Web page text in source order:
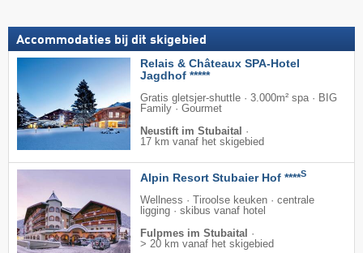
Accommodaties bij dit skigebied
Relais & Châteaux SPA-Hotel
Jagdhof *****
Gratis gletsjer-shuttle · 3.000m² spa · BIG
Family · Gourmet
Neustift im Stubaital
·
17 km vanaf het skigebied
Alpin Resort Stubaier Hof ****S
Wellness · Tiroolse keuken · centrale
ligging · skibus vanaf hotel
Fulpmes im Stubaital
·
> 20 km vanaf het skigebied